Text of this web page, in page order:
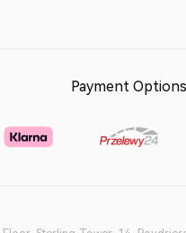
Payment Options